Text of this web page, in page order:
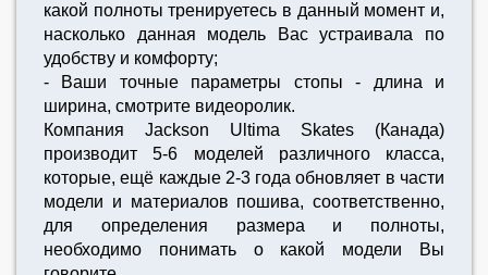
какой полноты тренируетесь в данный момент и,
насколько данная модель Вас устраивала по
удобству и комфорту;
- Ваши точные параметры стопы - длина и
ширина, смотрите видеоролик.
Компания Jackson Ultima Skates (Канада)
производит 5-6 моделей различного класса,
которые, ещё каждые 2-3 года обновляет в части
модели и материалов пошива, соответственно,
для определения размера и полноты,
необходимо понимать о какой модели Вы